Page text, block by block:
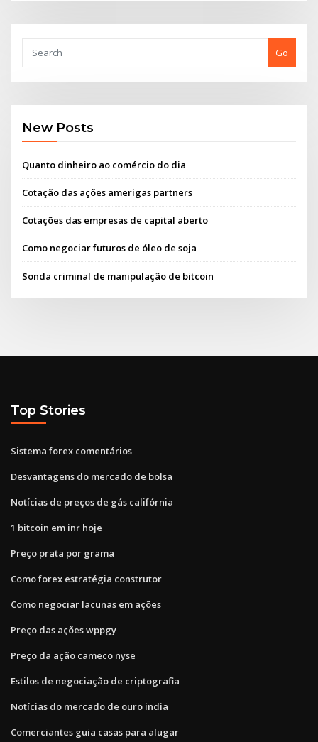
Go
New Posts
Quanto dinheiro ao comércio do dia
Cotação das ações amerigas partners
Cotações das empresas de capital aberto
Como negociar futuros de óleo de soja
Sonda criminal de manipulação de bitcoin
Top Stories
Sistema forex comentários
Desvantagens do mercado de bolsa
Notícias de preços de gás califórnia
1 bitcoin em inr hoje
Preço prata por grama
Como forex estratégia construtor
Como negociar lacunas em ações
Preço das ações wppgy
Preço da ação cameco nyse
Estilos de negociação de criptografia
Notícias do mercado de ouro india
Comerciantes guia casas para alugar